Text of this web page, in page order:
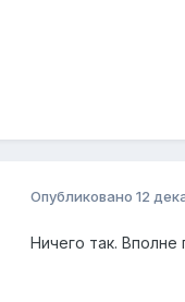
Опубликовано 12
Ничего так. Вполне